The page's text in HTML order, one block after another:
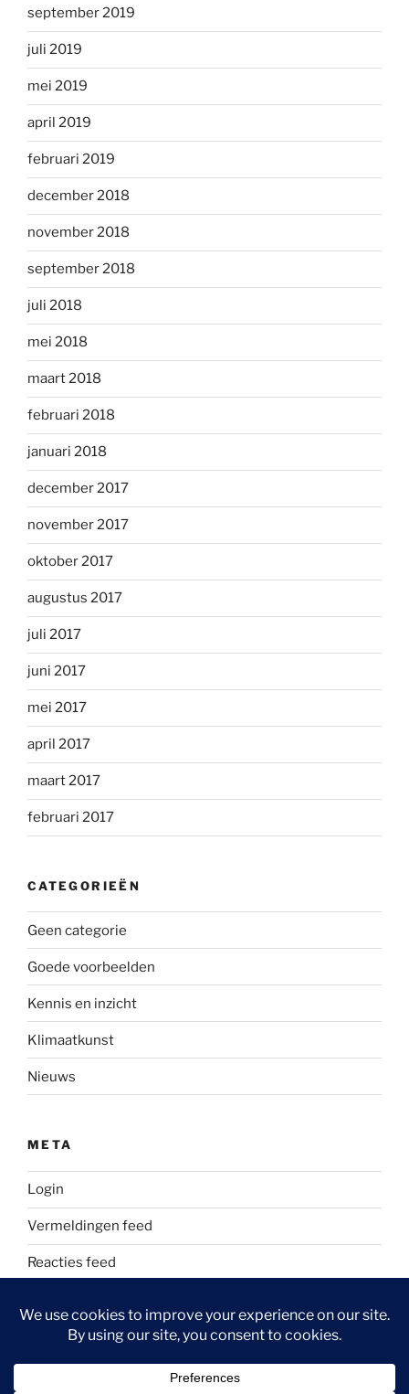
september 2019
juli 2019
mei 2019
april 2019
februari 2019
december 2018
november 2018
september 2018
juli 2018
mei 2018
maart 2018
februari 2018
januari 2018
december 2017
november 2017
oktober 2017
augustus 2017
juli 2017
juni 2017
mei 2017
april 2017
maart 2017
februari 2017
CATEGORIEËN
Geen categorie
Goede voorbeelden
Kennis en inzicht
Klimaatkunst
Nieuws
META
Login
Vermeldingen feed
Reacties feed